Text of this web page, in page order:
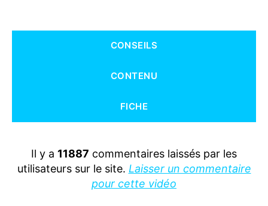
CONSEILS
CONTENU
FICHE
Il y a 11887 commentaires laissés par les
utilisateurs sur le site. Laisser un commentaire
pour cette vidéo